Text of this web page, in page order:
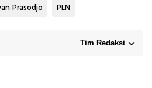
Prasodjo PLN
Tim Redaksi